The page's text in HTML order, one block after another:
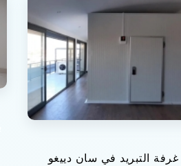
غرفة التبريد في سان دييغو